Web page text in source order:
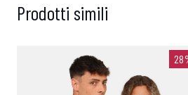
Prodotti simili